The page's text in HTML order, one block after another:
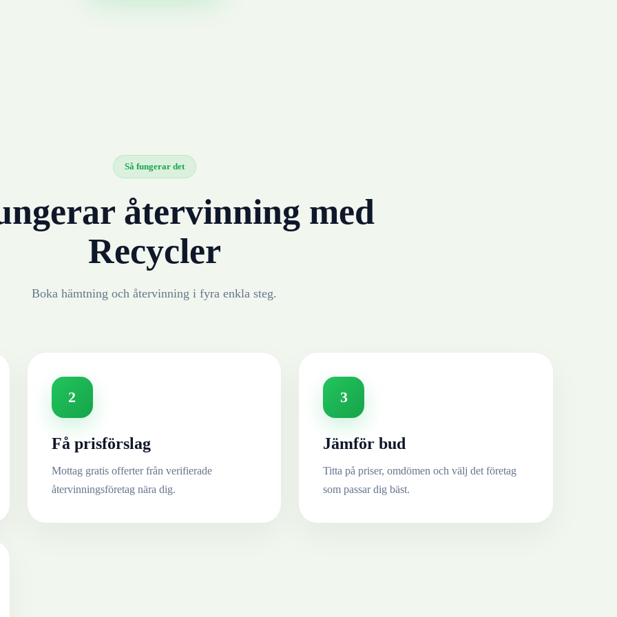
Så fungerar det
återvinning med
Recycler
Boka hämtning och återvinning i fyra enkla steg.
2
Få prisförslag
Mottag gratis offerter från verifierade
återvinningsföretag nära dig.
3
Jämför bud
Titta på priser, omdömen och välj det företag
som passar dig bäst.